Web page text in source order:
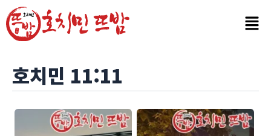
텐
호치민 11:11
Post
pagination